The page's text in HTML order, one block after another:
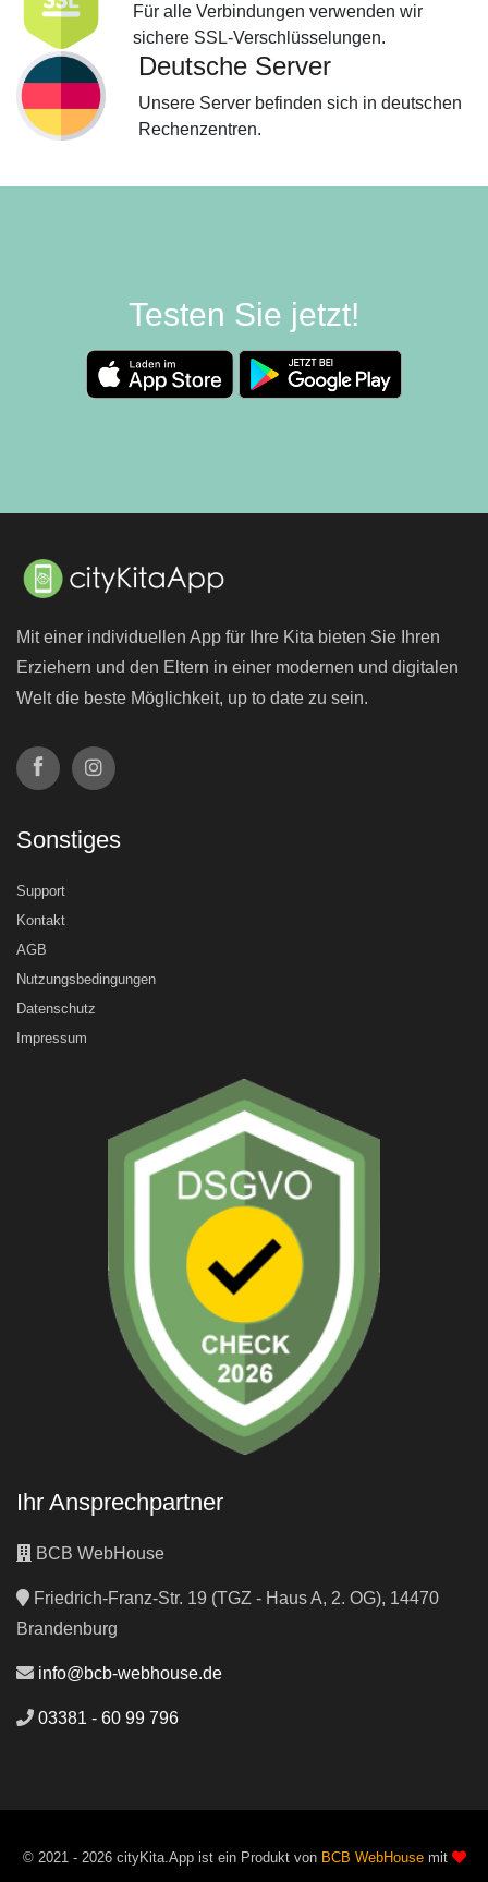
Für alle Verbindungen verwenden wir
sichere SSL-Verschlüsselungen.
Deutsche Server
Unsere Server befinden sich in deutschen
Rechenzentren.
Testen Sie jetzt!
Mit einer individuellen App für Ihre Kita bieten Sie Ihren
Erziehern und den Eltern in einer modernen und digitalen
Welt die beste Möglichkeit, up to date zu sein.
Sonstiges
Support
Kontakt
AGB
Nutzungsbedingungen
Datenschutz
Impressum
Ihr Ansprechpartner
BCB WebHouse
Friedrich-Franz-Str. 19 (TGZ - Haus A, 2. OG), 14470
Brandenburg
info@bcb-webhouse.de
03381 - 60 99 796
© 2021 - 2026 cityKita.App ist ein Produkt von BCB WebHousemit